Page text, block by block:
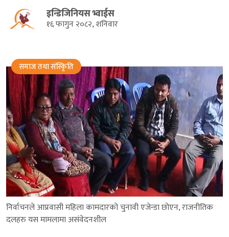
इन्डिजिनियस भ्वाईस
१६ फागुन २०८२, शनिवार
समाज तथा संस्किृति
निर्वाचनले आप्रवासी महिला कामदारको चुनावी एजेन्डा छोएन, राजनीतिक
दलहरु यस मामलामा असंवेदनशील